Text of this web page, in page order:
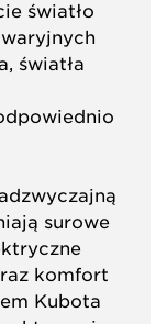
światło
światła
surowe
komfort
Kubota